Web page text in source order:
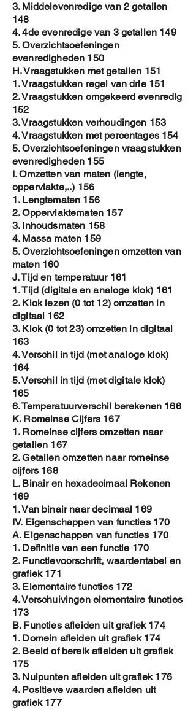
3. Middelevenredige van 2 getallen
148
4. 4de evenredige van 3 getallen 149
5. Overzichtsoefeningen
evenredigheden 150
H. Vraagstukken met getallen 151
1. Vraagstukken regel van drie 151
2. Vraagstukken omgekeerd evenredig
152
3. Vraagstukken verhoudingen 153
4. Vraagstukken met percentages 154
5. Overzichtsoefeningen vraagstukken
evenredigheden 155
I. Omzetten van maten (lengte,
oppervlakte,..) 156
1. Lengtematen 156
2. Oppervlaktematen 157
3. Inhoudsmaten 158
4. Massa maten 159
5. Overzichtsoefeningen omzetten van
maten 160
J. Tijd en temperatuur 161
1. Tijd (digitale en analoge klok) 161
2. Klok lezen (0 tot 12) omzetten in
digitaal 162
3. Klok (0 tot 23) omzetten in digitaal
163
4. Verschil in tijd (met analoge klok)
164
5. Verschil in tijd (met digitale klok)
165
6. Temperatuurverschil berekenen 166
K. Romeinse Cijfers 167
1. Romeinse cijfers omzetten naar
getallen 167
2. Getallen omzetten naar romeinse
cijfers 168
L. Binair en hexadecimaal Rekenen
169
1. Van binair naar decimaal 169
IV. Eigenschappen van functies 170
A. Eigenschappen van functies 170
1. Definitie van een functie 170
2. Functievoorschrift, waardentabel en
grafiek 171
3. Elementaire functies 172
4. Verschuivingen elementaire functies
173
B. Functies afleiden uit grafiek 174
1. Domein afleiden uit grafiek 174
2. Beeld of bereik afleiden uit grafiek
175
3. Nulpunten afleiden uit grafiek 176
4. Positieve waarden afleiden uit
grafiek 177